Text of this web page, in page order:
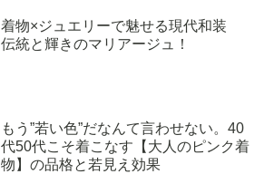
着物×ジュエリーで魅せる現代和装
伝統と輝きのマリアージュ！
もう”若い色”だなんて言わせない。40
代50代こそ着こなす【大人のピンク着
物】の品格と若見え効果